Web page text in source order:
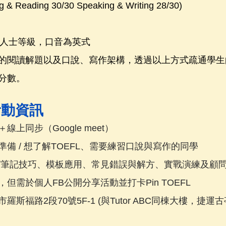
& Reading 30/30 Speaking & Writing 28/30)
士等級，口音為英式
閱讀解題以及口說、寫作架構，透過以上方式疏通學
數。
資訊
線上同步（Google meet）
備 / 想了解TOEFL、需要練習口說與寫作的同學
記技巧、模板應用、常見錯誤與解方、實戰演練及顧
但需於個人FB公開分享活動並打卡Pin TOEFL
羅斯福路2段70號5F-1 (與Tutor ABC同棟大樓，捷運